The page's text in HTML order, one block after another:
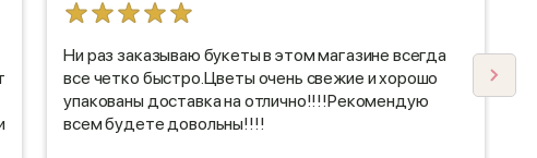
Ни раз заказываю букеты в этом магазине всегда
все четко быстро.Цветы очень свежие и хорошо
упакованы доставка на отлично!!!!Рекомендую
всем будете довольны!!!!